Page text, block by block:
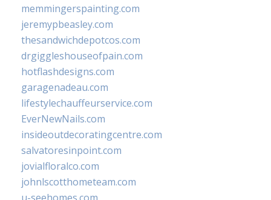
memmingerspainting.com
jeremypbeasley.com
thesandwichdepotcos.com
drgiggleshouseofpain.com
hotflashdesigns.com
garagenadeau.com
lifestylechauffeurservice.com
EverNewNails.com
insideoutdecoratingcentre.com
salvatoresinpoint.com
jovialfloralco.com
johnlscotthometeam.com